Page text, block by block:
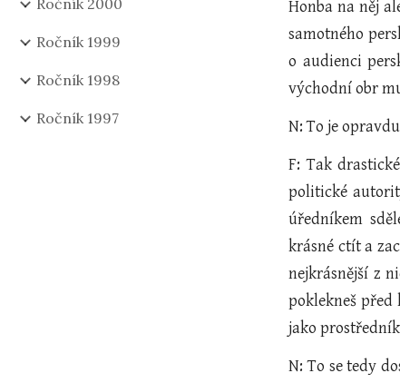
Ročník 2000
Ročník 1999
Ročník 1998
Ročník 1997
Honba na něj
samotného
o audienci
východní obr
N: To je
F: Tak
politické
úředníkem
krásné ctít a
nejkrásnější z
poklekneš
jako
N: To se tedy